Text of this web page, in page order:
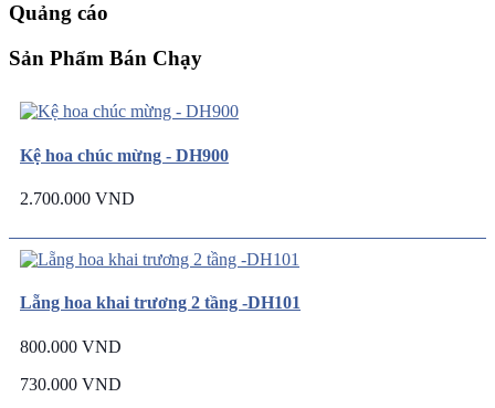
Quảng cáo
Sản Phẩm Bán Chạy
Kệ hoa chúc mừng - DH900
2.700.000 VND
Lẵng hoa khai trương 2 tầng -DH101
800.000 VND
730.000 VND